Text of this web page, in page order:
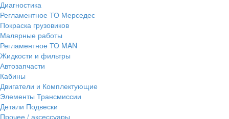
Диагностика
Регламентное ТО Мерседес
Покраска грузовиков
Малярные работы
Регламентное ТО MAN
Жидкости и фильтры
Автозапчасти
Кабины
Двигатели и Комплектующие
Элементы Трансмиссии
Детали Подвески
Прочее / аксессуары